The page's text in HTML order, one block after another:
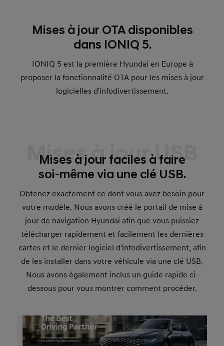
Mises à jour OTA disponibles
dans IONIQ 5.
IONIQ 5 est la première Hyundai en Europe à
proposer la fonctionnalité OTA pour les mises à jour
logicielles d'infodivertissement.
Mises à jour USB
Mises à jour faciles à faire
soi-même via une clé USB.
Obtenez exactement ce dont vous avez besoin pour
votre modèle. Nous avons créé le portail de mise à
jour de navigation Hyundai afin que vous puissiez
télécharger rapidement et facilement les dernières
cartes et le dernier logiciel d'infodivertissement, afin
de les installer dans votre véhicule via une clé USB.
Nous avons également inclus un guide rapide ci-
dessous pour vous montrer comment procéder.